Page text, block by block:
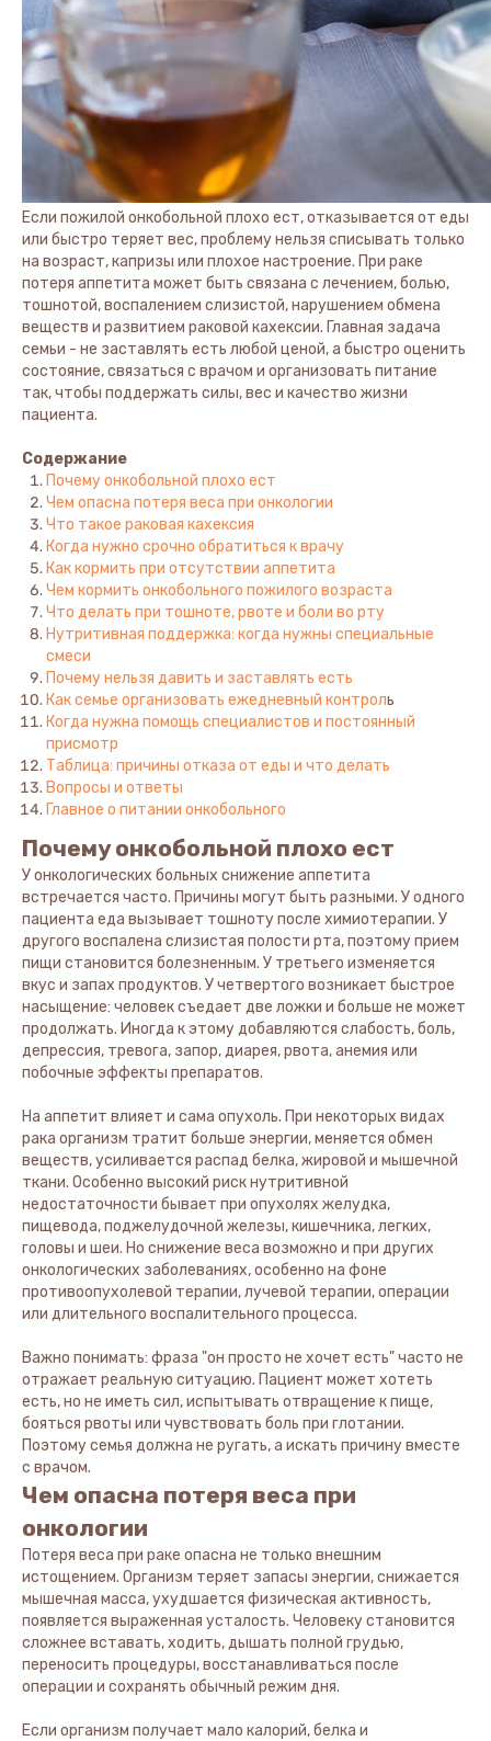
Если пожилой онкобольной плохо ест, отказывается от еды
или быстро теряет вес, проблему нельзя списывать только
на возраст, капризы или плохое настроение. При раке
потеря аппетита может быть связана с лечением, болью,
тошнотой, воспалением слизистой, нарушением обмена
веществ и развитием раковой кахексии. Главная задача
семьи - не заставлять есть любой ценой, а быстро оценить
состояние, связаться с врачом и организовать питание
так, чтобы поддержать силы, вес и качество жизни
пациента.
Содержание
Почему онкобольной плохо ест
Чем опасна потеря веса при онкологии
Что такое раковая кахексия
Когда нужно срочно обратиться к врачу
Как кормить при отсутствии аппетита
Чем кормить онкобольного пожилого возраста
Что делать при тошноте, рвоте и боли во рту
Нутритивная поддержка: когда нужны специальные
смеси
Почему нельзя давить и заставлять есть
Как семье организовать ежедневный контроль
Когда нужна помощь специалистов и постоянный
присмотр
Таблица: причины отказа от еды и что делать
Вопросы и ответы
Главное о питании онкобольного
Почему онкобольной плохо ест
У онкологических больных снижение аппетита
встречается часто. Причины могут быть разными. У одного
пациента еда вызывает тошноту после химиотерапии. У
другого воспалена слизистая полости рта, поэтому прием
пищи становится болезненным. У третьего изменяется
вкус и запах продуктов. У четвертого возникает быстрое
насыщение: человек съедает две ложки и больше не может
продолжать. Иногда к этому добавляются слабость, боль,
депрессия, тревога, запор, диарея, рвота, анемия или
побочные эффекты препаратов.
На аппетит влияет и сама опухоль. При некоторых видах
рака организм тратит больше энергии, меняется обмен
веществ, усиливается распад белка, жировой и мышечной
ткани. Особенно высокий риск нутритивной
недостаточности бывает при опухолях желудка,
пищевода, поджелудочной железы, кишечника, легких,
головы и шеи. Но снижение веса возможно и при других
онкологических заболеваниях, особенно на фоне
противоопухолевой терапии, лучевой терапии, операции
или длительного воспалительного процесса.
Важно понимать: фраза "он просто не хочет есть" часто не
отражает реальную ситуацию. Пациент может хотеть
есть, но не иметь сил, испытывать отвращение к пище,
бояться рвоты или чувствовать боль при глотании.
Поэтому семья должна не ругать, а искать причину вместе
с врачом.
Чем опасна потеря веса при
онкологии
Потеря веса при раке опасна не только внешним
истощением. Организм теряет запасы энергии, снижается
мышечная масса, ухудшается физическая активность,
появляется выраженная усталость. Человеку становится
сложнее вставать, ходить, дышать полной грудью,
переносить процедуры, восстанавливаться после
операции и сохранять обычный режим дня.
Если организм получает мало калорий, белка и